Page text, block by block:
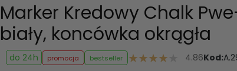
Marker Kredowy Chalk
biały, koncówka okrągła
do 24h promocja bestseller 4.86Kod: